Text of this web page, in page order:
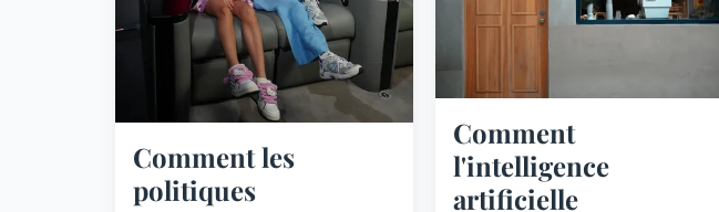
Comment les
politiques
Comment
l'intelligence
artificielle